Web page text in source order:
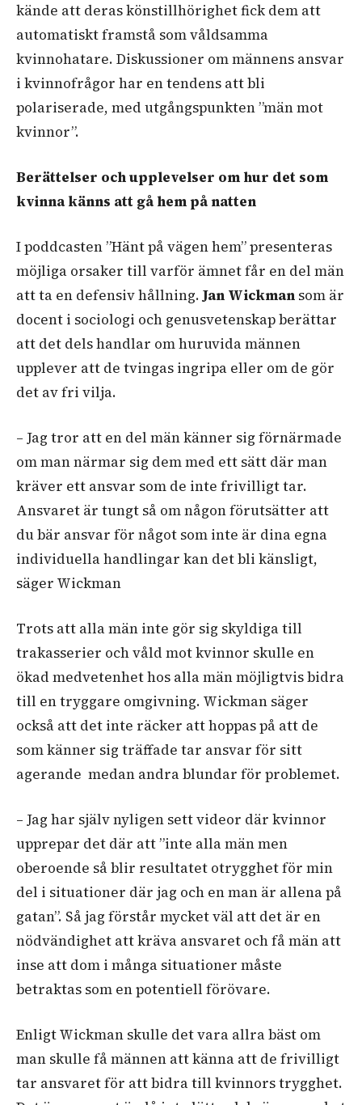
kände att deras könstillhörighet fick dem att
automatiskt framstå som våldsamma
kvinnohatare. Diskussioner om männens ansvar
i kvinnofrågor har en tendens att bli
polariserade, med utgångspunkten ”män mot
kvinnor”.
Berättelser och upplevelser om hur det som
kvinna känns att gå hem på natten
I poddcasten ”Hänt på vägen hem” presenteras
möjliga orsaker till varför ämnet får en del män
att ta en defensiv hållning.Jan Wickman som är
docent i sociologi och genusvetenskap berättar
att det dels handlar om huruvida männen
upplever att de tvingas ingripa eller om de gör
det av fri vilja.
– Jag tror att en del män känner sig förnärmade
om man närmar sig dem med ett sätt där man
kräver ett ansvar som de inte frivilligt tar.
Ansvaret är tungt så om någon förutsätter att
du bär ansvar för något som inte är dina egna
individuella handlingar kan det bli känsligt,
säger Wickman
Trots att alla män inte gör sig skyldiga till
trakasserier och våld mot kvinnor skulle en
ökad medvetenhet hos alla män möjligtvis bidra
till en tryggare omgivning. Wickman säger
också att det inte räcker att hoppas på att de
som känner sig träffade tar ansvar för sitt
agerande medan andra blundar för problemet.
– Jag har själv nyligen sett videor där kvinnor
upprepar det där att ”inte alla män men
oberoende så blir resultatet otrygghet för min
del i situationer där jag och en man är allena på
gatan”. Så jag förstår mycket väl att det är en
nödvändighet att kräva ansvaret och få män att
inse att dom i många situationer måste
betraktas som en potentiell förövare.
Enligt Wickman skulle det vara allra bäst om
man skulle få männen att känna att de frivilligt
tar ansvaret för att bidra till kvinnors trygghet.